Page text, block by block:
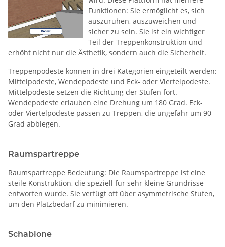
Funktionen: Sie ermöglicht es, sich
auszuruhen, auszuweichen und
sicher zu sein. Sie ist ein wichtiger
Teil der Treppenkonstruktion und
erhöht nicht nur die Ästhetik, sondern auch die Sicherheit.
Treppenpodeste können in drei Kategorien eingeteilt werden:
Mittelpodeste, Wendepodeste und Eck- oder Viertelpodeste.
Mittelpodeste setzen die Richtung der Stufen fort.
Wendepodeste erlauben eine Drehung um 180 Grad. Eck-
oder Viertelpodeste passen zu Treppen, die ungefähr um 90
Grad abbiegen.
Raumspartreppe
Raumspartreppe Bedeutung: Die Raumspartreppe ist eine
steile Konstruktion, die speziell für sehr kleine Grundrisse
entworfen wurde. Sie verfügt oft über asymmetrische Stufen,
um den Platzbedarf zu minimieren.
Schablone